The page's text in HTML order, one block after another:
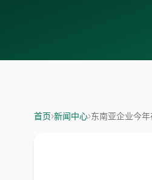
首页›新闻中心›东南亚企业今